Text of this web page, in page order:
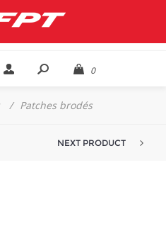
0
/ Patches brodés
NEXT PRODUCT